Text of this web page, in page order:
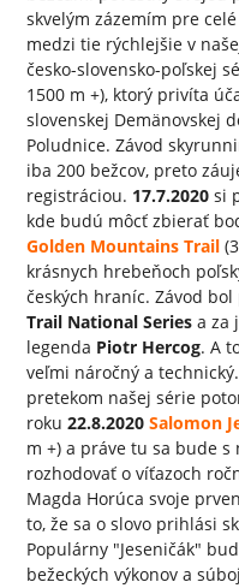
skvelým zázemím pre
medzi tie rýchlejšie v
česko-slovensko-poľskej
1500 m +), ktorý privíta
slovenskej Demänovskej
Poludnice. Závod
iba 200 bežcov, preto
registráciou. 17.7.2020si
kde budú môcť zbierať
Golden Mountains Trail
krásnych hrebeňoch
českých hraníc. Závod
Trail National Seriesa za
legenda Piotr Hercog. A
veľmi náročný a
pretekom našej série
roku 22.8.2020 Salomon
m +) a práve tu sa bude
rozhodovať o víťazoch
Magda Horúca svoje
to, že sa o slovo prihlási
Populárny "Jeseničák"
bežeckých výkonov a